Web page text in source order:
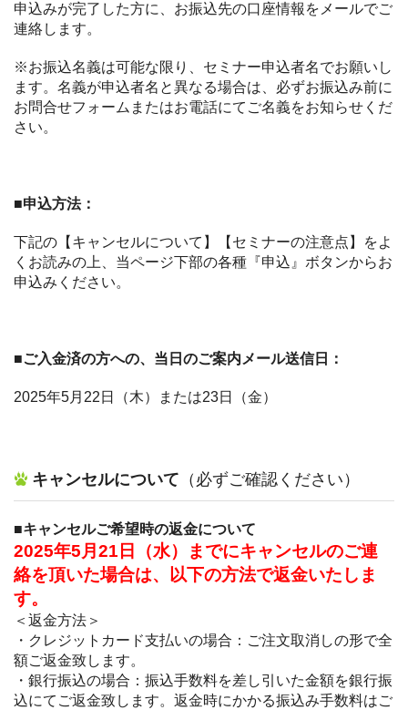
申込みが完了した方に、お振込先の口座情報をメールでご
連絡します。
※お振込名義は可能な限り、セミナー申込者名でお願いし
ます。名義が申込者名と異なる場合は、必ずお振込み前に
お問合せフォームまたはお電話にてご名義をお知らせくだ
さい。
■申込方法：
下記の【キャンセルについて】【セミナーの注意点】をよ
くお読みの上、当ページ下部の各種『申込』ボタンからお
申込みください。
■ご入金済の方への、当日のご案内メール送信日：
2025年5月22日（木）または23日（金）
キャンセルについて （必ずご確認ください）
■キャンセルご希望時の返金について
2025年5月21日（水）までにキャンセルのご連
絡を頂いた場合は、以下の方法で返金いたしま
す。
＜返金方法＞
・クレジットカード支払いの場合：ご注文取消しの形で全
額ご返金致します。
・銀行振込の場合：振込手数料を差し引いた金額を銀行振
込にてご返金致します。 返金時にかかる振込み手数料はご